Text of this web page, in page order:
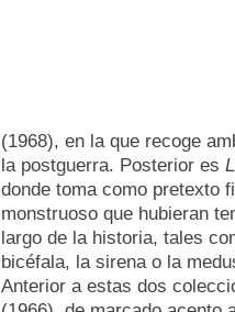
(1968), en la que recoge
la postguerra. Posterior es
donde toma como pretexto
monstruoso que hubieran
largo de la historia, tales
bicéfala, la sirena o la
Anterior a estas dos